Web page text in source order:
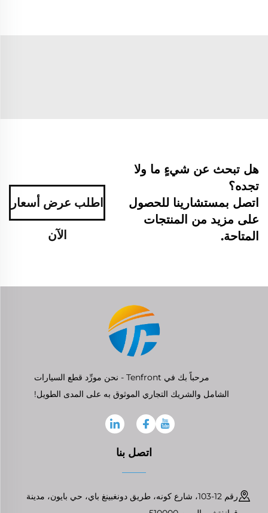
هل تبحث عن شيءٍ ما ولا
تجده؟
اتصل بمستشارينا للحصول
على مزيد من المنتجات
المتاحة.
اطلب عرض أسعار
الآن
مرحباً بك في Tenfront - نحن مورِّد قطع السيارات
الشامل والشريك التجاري الموثوق به على المدى الطويل!
اتصل بنا
رقم 12-103، شارع كونه، طريق دونغبينغ باي، حي بايون، مدينة